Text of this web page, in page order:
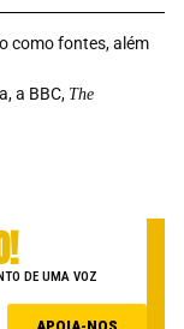
como fontes, além
a BBC, The
DE UMA VOZ